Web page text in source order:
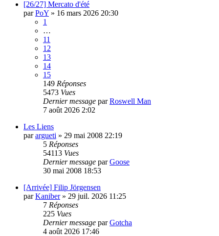
[26/27] Mercato d'été
parPoY » 16 mars 2026 20:30
1
…
11
12
13
14
15
149 Réponses
5473 Vues
Dernier message parRoswell Man
7 août 2026 2:02
Les Liens
parargueti » 29 mai 2008 22:19
5 Réponses
54113 Vues
Dernier message parGoose
30 mai 2008 18:53
[Arrivée] Filip Jörgensen
parKaniber» 29 juil. 2026 11:25
7 Réponses
225 Vues
Dernier message parGotcha
4 août 2026 17:46